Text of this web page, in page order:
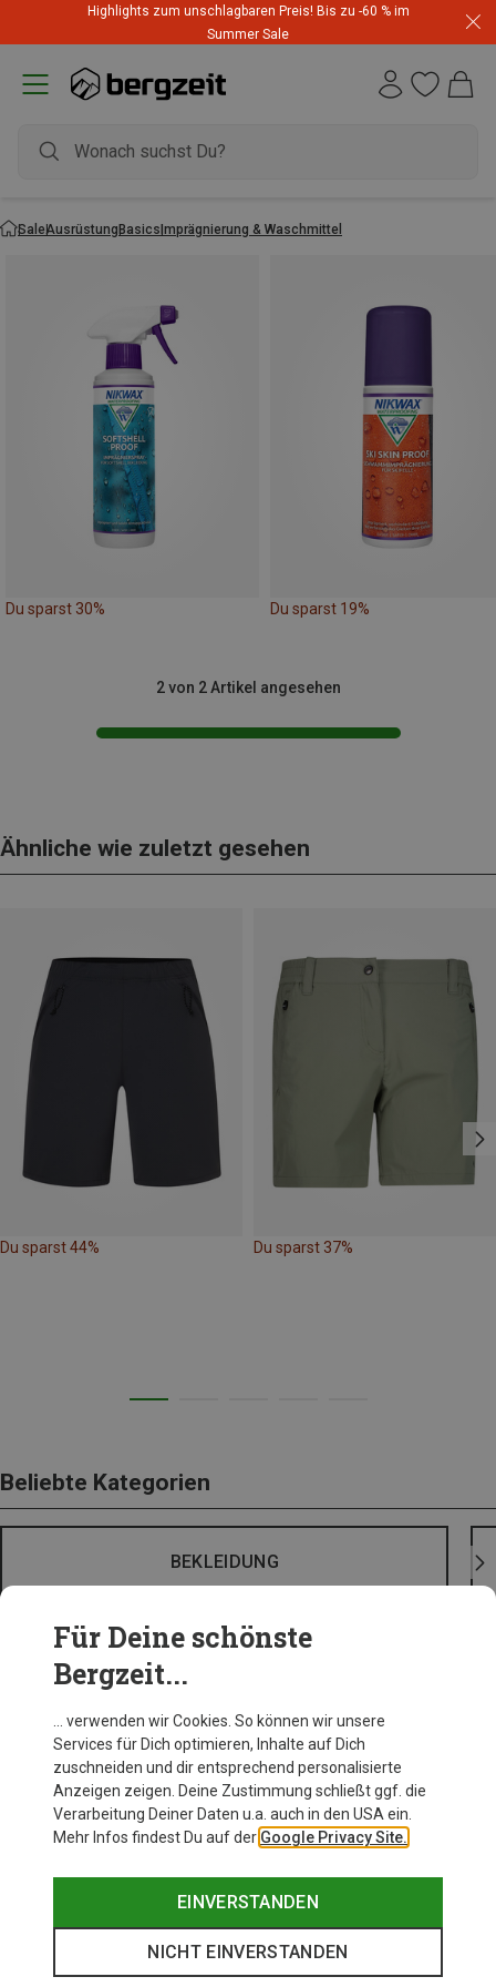
Highlights zum unschlagbaren Preis! Bis zu -60 % im
Summer Sale
SaleAusrüstungBasicsImprägnierung & Waschmittel
Du sparst 30% Du sparst 19%
2 von 2 Artikel angesehen
Ähnliche wie zuletzt gesehen
Du sparst 44% Du sparst 37%
Beliebte Kategorien
BEKLEIDUNG
Für Deine schönste
Bergzeit...
… verwenden wir Cookies. So können wir unsere
Services für Dich optimieren, Inhalte auf Dich
zuschneiden und dir entsprechend personalisierte
Anzeigen zeigen. Deine Zustimmung schließt ggf. die
Verarbeitung Deiner Daten u.a. auch in den USA ein.
Mehr Infos findest Du auf der Google Privacy Site.
EINVERSTANDEN
NICHT EINVERSTANDEN